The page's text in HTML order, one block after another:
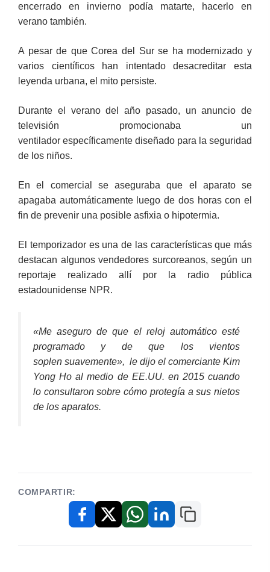
encerrado en invierno podía matarte, hacerlo en
verano también.
A pesar de que Corea del Sur se ha modernizado y
varios científicos han intentado desacreditar esta
leyenda urbana, el mito persiste.
Durante el verano del año pasado, un anuncio de
televisión promocionaba un
ventilador específicamente diseñado para la seguridad
de los niños.
En el comercial se aseguraba que el aparato se
apagaba automáticamente luego de dos horas con el
fin de prevenir una posible asfixia o hipotermia.
El temporizador es una de las características que más
destacan algunos vendedores surcoreanos, según un
reportaje realizado allí por la radio pública
estadounidense NPR.
«Me aseguro de que el reloj automático esté
programado y de que los vientos
soplen suavemente», le dijo el comerciante Kim
Yong Ho al medio de EE.UU. en 2015 cuando
lo consultaron sobre cómo protegía a sus nietos
de los aparatos.
COMPARTIR:
FacebookX / TwitterWhatsAppLinkedInCopiar enlace